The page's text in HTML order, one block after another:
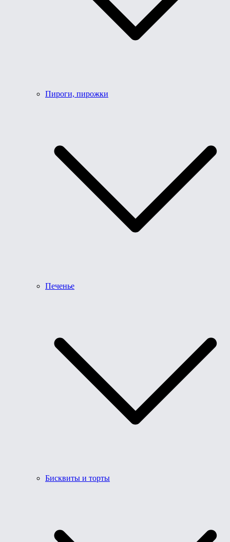
Пироги, пирожки
Печенье
Бисквиты и торты